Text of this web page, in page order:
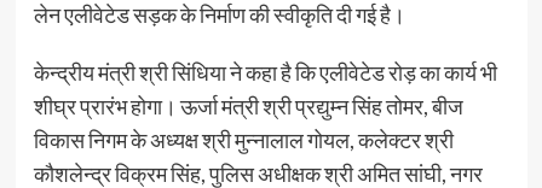
लेन एलीवेटेड सड़क के निर्माण की स्वीकृति दी गई है।
केन्द्रीय मंत्री श्री सिंधिया ने कहा है कि एलीवेटेड रोड़ का कार्य भी
शीघ्र प्रारंभ होगा। ऊर्जा मंत्री श्री प्रद्युम्न सिंह तोमर, बीज
विकास निगम के अध्यक्ष श्री मुन्नालाल गोयल, कलेक्टर श्री
कौशलेन्द्र विक्रम सिंह, पुलिस अधीक्षक श्री अमित सांघी, नगर